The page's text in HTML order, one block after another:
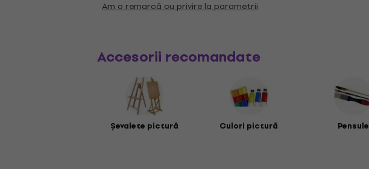
Am o remarcă cu privire la parametrii
Accesorii recomandate
Șevalete pictură Culori pictură Pensule